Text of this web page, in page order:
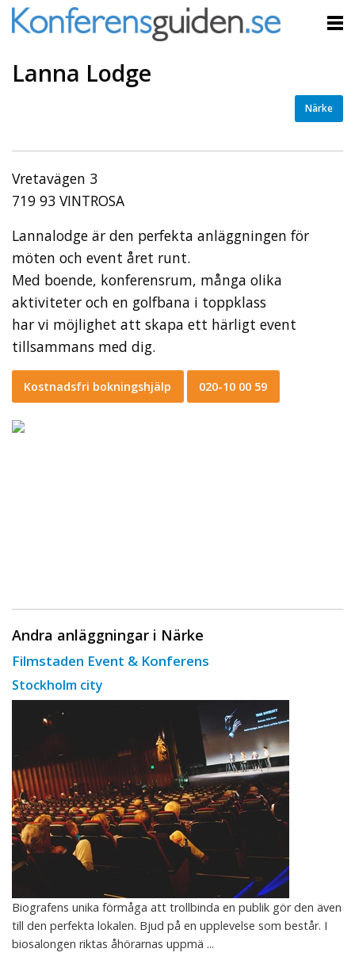
Lanna Lodge
Närke
Vretavägen 3
719 93 VINTROSA
Lannalodge är den perfekta anläggningen för
möten och event året runt.
Med boende, konferensrum, många olika
aktiviteter och en golfbana i toppklass
har vi möjlighet att skapa ett härligt event
tillsammans med dig.
Kostnadsfri bokningshjälp 020-10 00 59
Andra anläggningar i Närke
Filmstaden Event & Konferens
Stockholm city
Biografens unika förmåga att trollbinda en publik gör den även
till den perfekta lokalen. Bjud på en upplevelse som består. I
biosalongen riktas åhörarnas uppmä ...